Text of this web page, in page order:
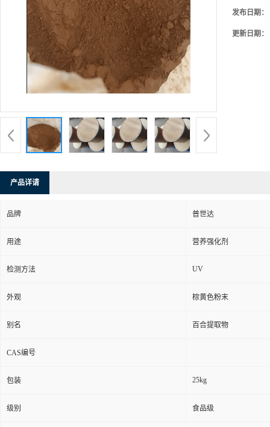
发布日期：
更新日期：
产品详请
品牌 普世达
用途 营养强化剂
检测方法 UV
外观 棕黄色粉末
别名 百合提取物
CAS编号
包装 25kg
级别 食品级